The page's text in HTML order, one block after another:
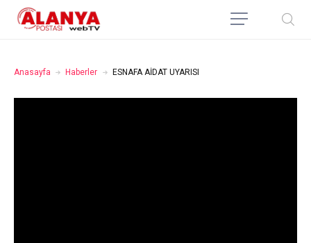
Anasayfa Haberler ESNAFA AİDAT UYARISI